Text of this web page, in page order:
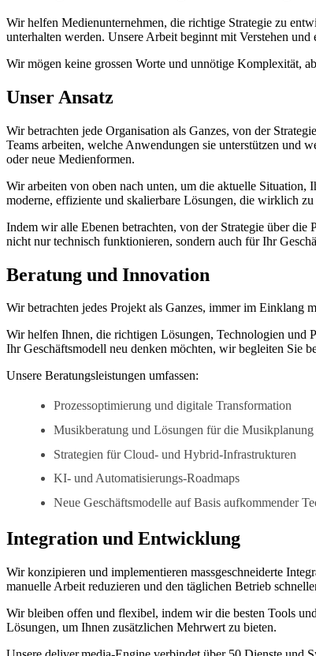
Wir helfen Medienunternehmen, die richtige Strategie zu
unterhalten werden. Unsere Arbeit beginnt mit Verstehen
Wir mögen keine grossen Worte und unnötige Komplexität,
Unser Ansatz
Wir betrachten jede Organisation als Ganzes, von der
Teams arbeiten, welche Anwendungen sie unterstützen und
oder neue Medienformen.
Wir arbeiten von oben nach unten, um die aktuelle Situation,
moderne, effiziente und skalierbare Lösungen, die wirklich zu
Indem wir alle Ebenen betrachten, von der Strategie über
nicht nur technisch funktionieren, sondern auch für Ihr
Beratung und Innovation
Wir betrachten jedes Projekt als Ganzes, immer im Einklang
Wir helfen Ihnen, die richtigen Lösungen, Technologien und
Ihr Geschäftsmodell neu denken möchten, wir begleiten Sie
Unsere Beratungsleistungen umfassen:
Prozessoptimierung und digitale Transformation
Musikberatung und Lösungen für die Musikplanung
Strategien für Cloud- und Hybrid-Infrastrukturen
KI- und Automatisierungs-Roadmaps
Neue Geschäftsmodelle auf Basis aufkommender
Integration und Entwicklung
Wir konzipieren und implementieren massgeschneiderte
manuelle Arbeit reduzieren und den täglichen Betrieb
Wir bleiben offen und flexibel, indem wir die besten Tools
Lösungen, um Ihnen zusätzlichen Mehrwert zu bieten.